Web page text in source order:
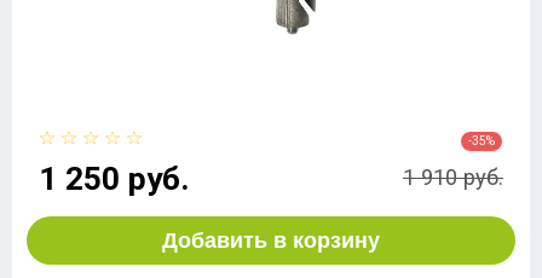
1 250 руб.
-35%
1 910 руб.
Добавить в корзину